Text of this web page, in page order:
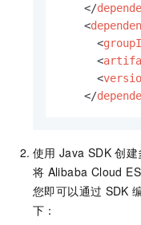
</
<
<
<
<
</
使用 Java SDK 创建
将 Alibaba Cloud
您即可以通过 SDK
下：